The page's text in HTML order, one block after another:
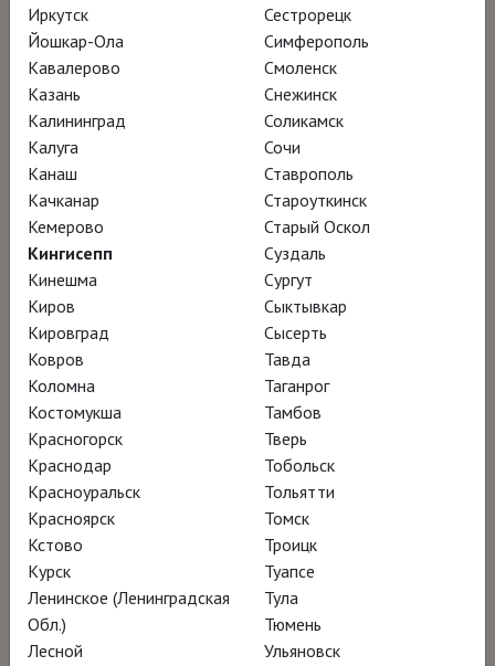
чтобы получить на выставку большую часть
живописного наследия Босха. Наследник
средневекового символизма и предтеча
сюрреализма, художник, без которого не
было бы ни Гойи, ни Дали, Иероним Босх
продолжает интриговать своих зрителей.
Удивительный «Сад земных наслаждений» и
пронзительный «Се человек», самый
необычный в истории образ Иоанна
Крестителя и триптих «Воз сена» и сейчас
поражают тем, как причудливо Босх
сочетает несочетаемое и использует
метафору в живописи. Фильм
«Удивительный мир Иеронима Босха»
предлагает послесловие к выставкам,
которые прошли в голландском городе
Хертогенбос и в музее Прадо в Мадриде в
2016 году.
Иркутск
Йошкар-Ола
Кавалерово
Казань
Калининград
Калуга
Канаш
Качканар
Кемерово
Кингисепп
Кинешма
Киров
Кировград
Ковров
Коломна
Костомукша
Красногорск
Краснодар
Красноуральск
Красноярск
Кстово
Курск
Ленинское (Ленинградская
Обл.)
Лесной
Сестрорецк
Симферополь
Смоленск
Снежинск
Соликамск
Сочи
Ставрополь
Староуткинск
Старый Оскол
Суздаль
Сургут
Сыктывкар
Сысерть
Тавда
Таганрог
Тамбов
Тверь
Тобольск
Тольятти
Томск
Троицк
Туапсе
Тула
Тюмень
Ульяновск